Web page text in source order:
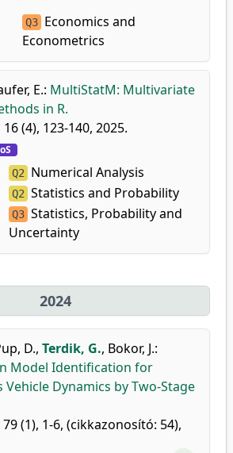
Q3 Economics and
Econometrics
E.: MultiStatM: Multivariate
in R.
16 (4), 123-140, 2025.
Q2 Numerical Analysis
Q2 Statistics and Probability
Q3 Statistics, Probability and
Uncertainty
2024
D., Terdik, G., Bokor, J.:
Model Identification for
Dynamics by Two-Stage
79 (1), 1-6, (cikkazonosító: 54),